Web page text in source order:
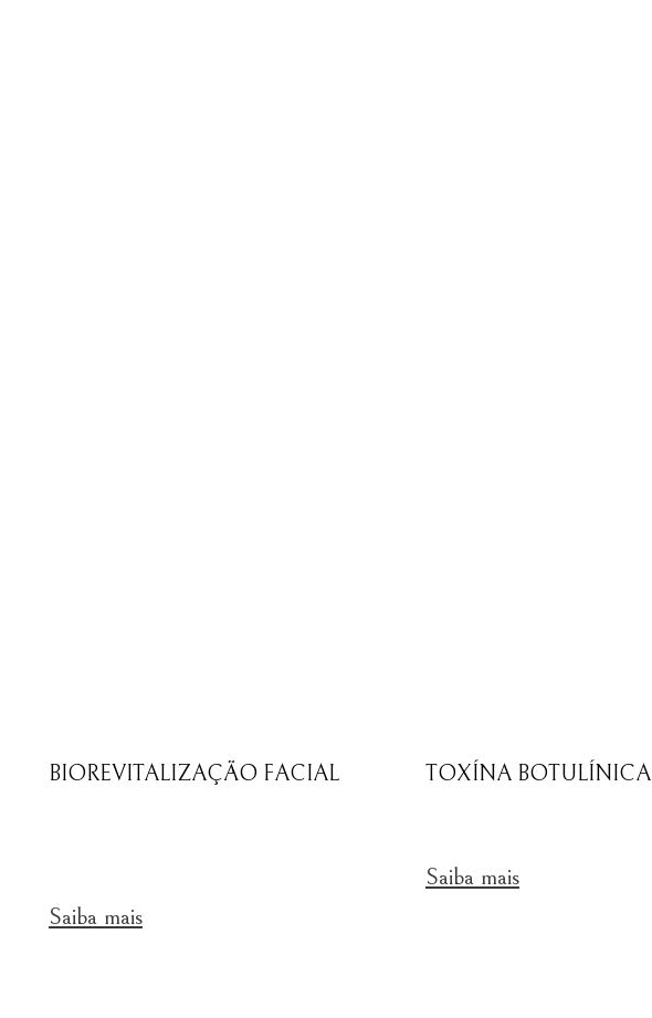
BIOREVITALIZAÇÃO FACIAL
Saiba mais
TOXÍNA BOTULÍNICA
Saiba mais